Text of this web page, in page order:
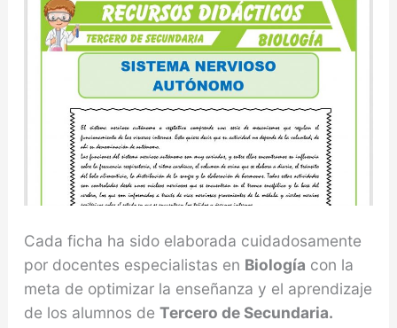
Cada ficha ha sido elaborada cuidadosamente
por docentes especialistas en Biología con la
meta de optimizar la enseñanza y el aprendizaje
de los alumnos de Tercero de Secundaria.